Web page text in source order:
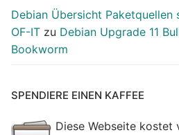
Debian Übersicht Paketquellen
OF-IT zu Debian Upgrade 11
Bookworm
SPENDIERE EINEN KAFFEE
Diese Webseite kostet